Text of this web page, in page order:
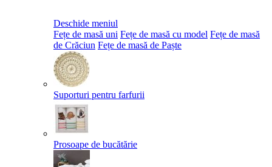
Deschide meniul
Fețe de masă uni Fețe de masă cu model Fețe de masă
de Crăciun Fețe de masă de Paște​
Suporturi pentru farfurii
Prosoape de bucătărie